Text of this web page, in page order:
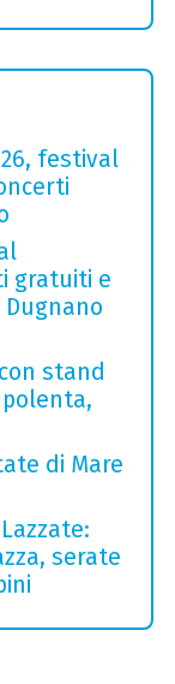
festival
gratuiti e
stand
di Mare
serate